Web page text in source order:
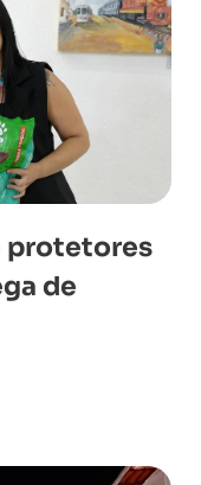
protetores
de